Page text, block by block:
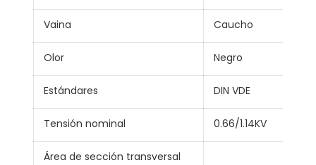
Vaina Caucho
Olor Negro
Estándares DIN VDE
Tensión nominal 0.66/1.14KV
Área de sección transversal